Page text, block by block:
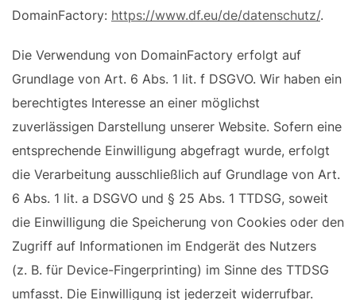
DomainFactory: https://www.df.eu/de/datenschutz/.
Die Verwendung von DomainFactory erfolgt auf
Grundlage von Art. 6 Abs. 1 lit. f DSGVO. Wir haben ein
berechtigtes Interesse an einer möglichst
zuverlässigen Darstellung unserer Website. Sofern eine
entsprechende Einwilligung abgefragt wurde, erfolgt
die Verarbeitung ausschließlich auf Grundlage von Art.
6 Abs. 1 lit. a DSGVO und § 25 Abs. 1 TTDSG, soweit
die Einwilligung die Speicherung von Cookies oder den
Zugriff auf Informationen im Endgerät des Nutzers
(z. B. für Device-Fingerprinting) im Sinne des TTDSG
umfasst. Die Einwilligung ist jederzeit widerrufbar.